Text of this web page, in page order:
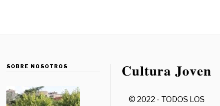
SOBRE NOSOTROS
© 2022 - TODOS LOS